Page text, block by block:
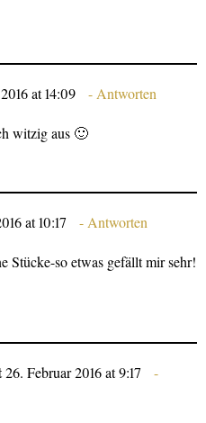
at 14:09 Antworten
witzig aus 🙂
at 10:17 Antworten
Stücke-so etwas gefällt mir sehr!
26. Februar 2016 at 9:17